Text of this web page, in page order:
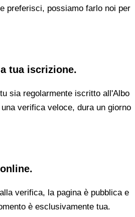
preferisci, possiamo farlo noi per
tua iscrizione.
sia regolarmente iscritto all'Albo
verifica veloce, dura un giorno
verifica, la pagina è pubblica e
è esclusivamente tua.